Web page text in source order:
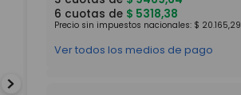
6 cuotas de $ 5318,38
Precio sin impuestos nacionales: $ 20.165,29
Ver todos los medios de pago